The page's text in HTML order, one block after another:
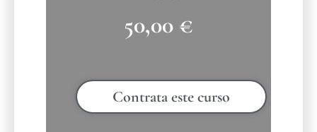
50,00 €
Contrata este curso